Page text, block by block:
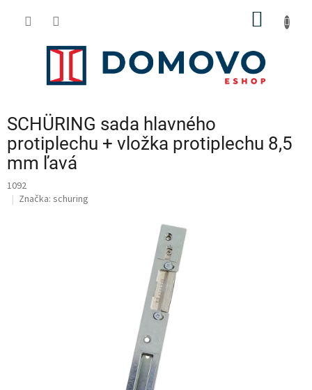
SCHÜRING sada hlavného
protiplechu + vložka protiplechu 8,5
mm ľavá
1092
Značka: schuring